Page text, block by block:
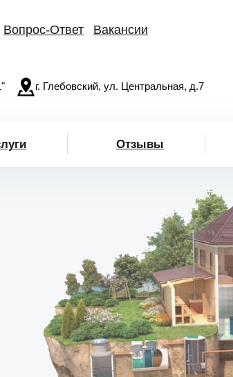
Вопрос-Ответ Вакансии
г. Глебовский, ул. Центральная, д.7
Отзывы